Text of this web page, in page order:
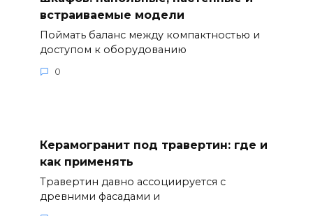
встраиваемые модели
Поймать баланс между компактностью и
доступом к оборудованию
0
Керамогранит под травертин: где и
как применять
Травертин давно ассоциируется с
древними фасадами и